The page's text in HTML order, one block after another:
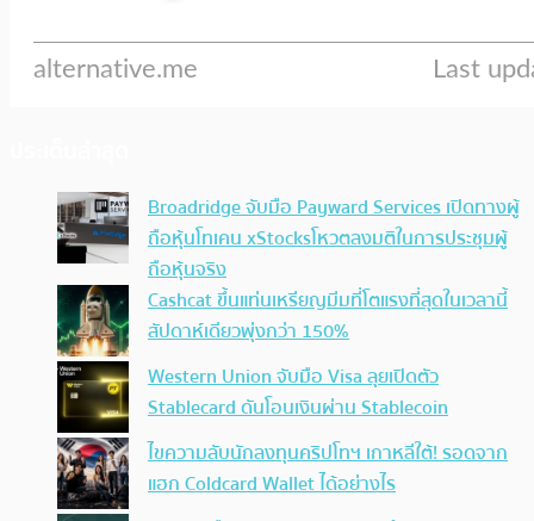
Broadridge จับมือ Payward Services เปิดทางผู้
ถือหุ้นโทเคน xStocksโหวตลงมติในการประชุมผู้
ถือหุ้นจริง
Cashcat ขึ้นแท่นเหรียญมีมที่โตแรงที่สุดในเวลานี้
สัปดาห์เดียวพุ่งกว่า 150%
Western Union จับมือ Visa ลุยเปิดตัว
Stablecard ดันโอนเงินผ่าน Stablecoin
ไขความลับนักลงทุนคริปโทฯ เกาหลีใต้! รอดจาก
แฮก Coldcard Wallet ได้อย่างไร